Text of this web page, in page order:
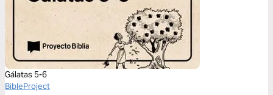
Gálatas 5-6
BibleProject